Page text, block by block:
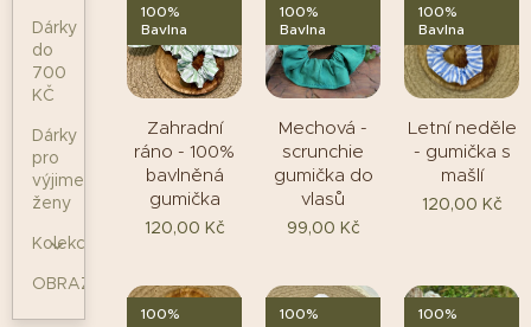
Dárky
do
700
KČ
Dárky
pro
výjimečné
ženy
Kolekce
OBRAZY
Zahradní
ráno - 100%
bavlněná
gumička
100%
Bavlna
120,00 Kč
Mechová -
scrunchie
gumička do
vlasů
100%
Bavlna
99,00 Kč
Letní neděle
- gumička s
mašlí
100%
Bavlna
120,00 Kč
100%
100%
100%